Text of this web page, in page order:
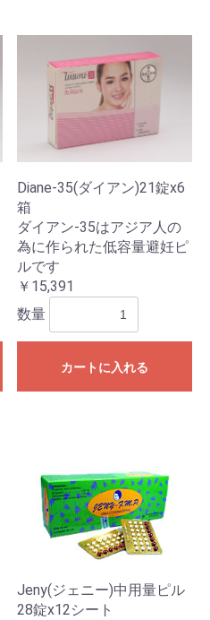
Diane-35(ダイアン)21錠x6
箱
ダイアン-35はアジア人の
為に作られた低容量避妊ピ
ルです
￥15,391
数量
カートに入れる
Jeny(ジェニー)中用量ピル
28錠x12シート